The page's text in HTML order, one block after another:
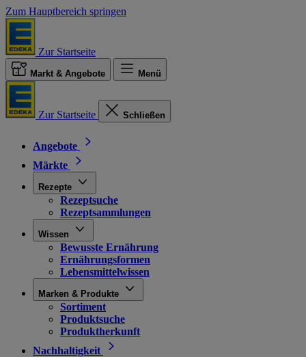
Zum Hauptbereich springen
Zur Startseite
Markt & Angebote Menü
Zur Startseite Schließen
Angebote
Märkte
Rezepte
Rezeptsuche
Rezeptsammlungen
Wissen
Bewusste Ernährung
Ernährungsformen
Lebensmittelwissen
Marken & Produkte
Sortiment
Produktsuche
Produktherkunft
Nachhaltigkeit